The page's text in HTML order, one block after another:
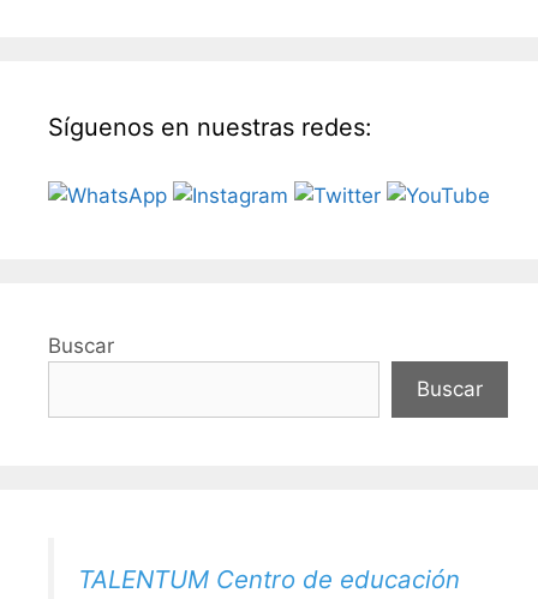
Síguenos en nuestras redes:
Buscar
Buscar
TALENTUM Centro de educación